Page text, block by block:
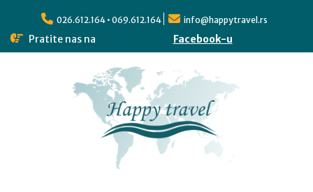
026.612.164 • 069.612.164 info@happytravel.rs
Pratite nas na Facebook-u